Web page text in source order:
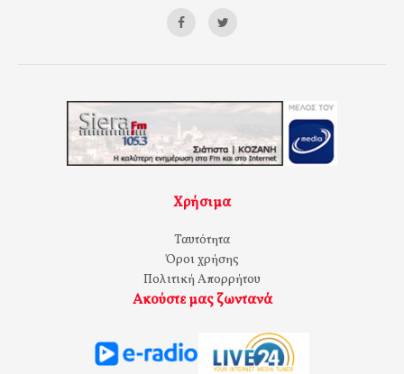
Χρήσιμα
Ταυτότητα
Όροι χρήσης
Πολιτική Απορρήτου
Ακούστε μας ζωντανά